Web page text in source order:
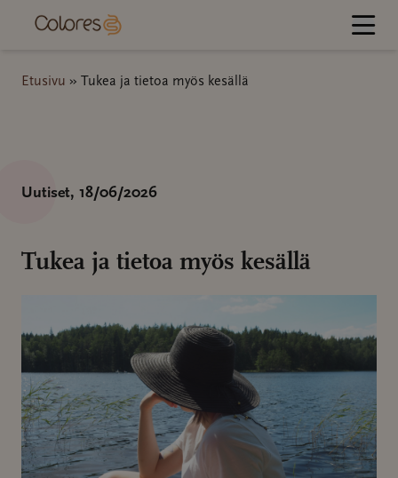
sisältöön
Etusivu » Tukea ja tietoa myös kesällä
Uutiset, 18/06/2026
Tukea ja tietoa myös kesällä